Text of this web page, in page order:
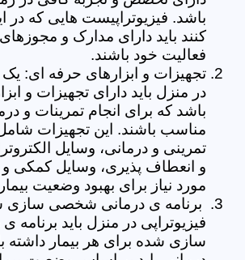
باشد. فیزیوتراپیست هایی که در
کنند باید دارای مدارک و
فعالیت خود باشند.
تجهیزات و ابزارهای حرفه ای: یک
در منزل باید دارای تجهیزات و
باشد که برای انجام تمرینات و
مناسب باشند. این تجهیزات
تمرینی و درمانی، وسایل
و انعطاف پذیری، وسایل کمکی و
مورد نیاز برای بهبود وضعیت
برنامه ی درمانی شخصی سازی
فیزیوتراپی در منزل باید
سازی شده برای هر بیمار داشته